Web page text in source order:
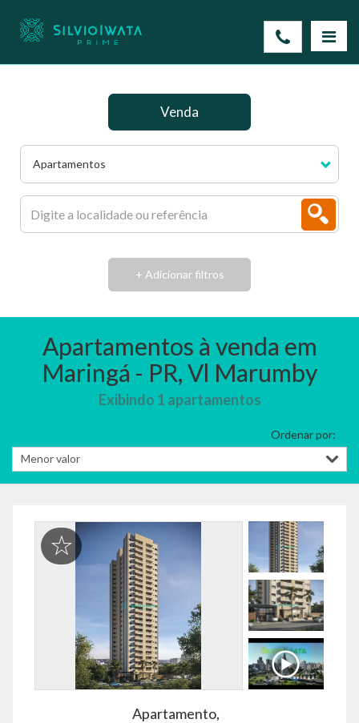
Apartamentos
Venda
+ Adicionar filtros
Apartamentos à venda em
Maringá - PR, Vl Marumby
Exibindo 1 apartamentos
Ordenar por:
Apartamento,